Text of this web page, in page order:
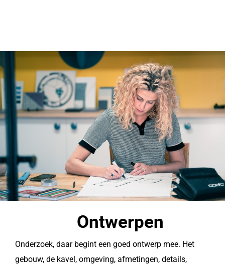
Ontwerpen
Onderzoek, daar begint een goed ontwerp mee. Het
gebouw, de kavel, omgeving, afmetingen, details,